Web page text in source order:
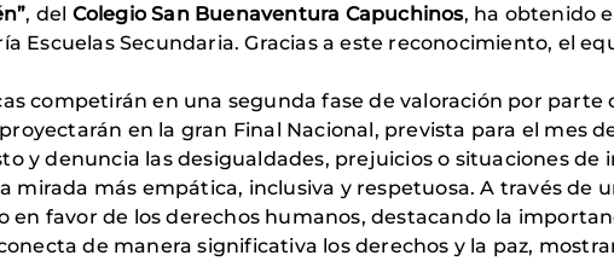
, del Colegio San Buenaventura Capuchinos, ha obtenido
Escuelas Secundaria. Gracias a este reconocimiento, el
competirán en una segunda fase de valoración por parte
en la gran Final Nacional, prevista para el mes
y denuncia las desigualdades, prejuicios o situaciones de
más empática, inclusiva y respetuosa. A través de
favor de los derechos humanos, destacando la
de manera significativa los derechos y la paz,